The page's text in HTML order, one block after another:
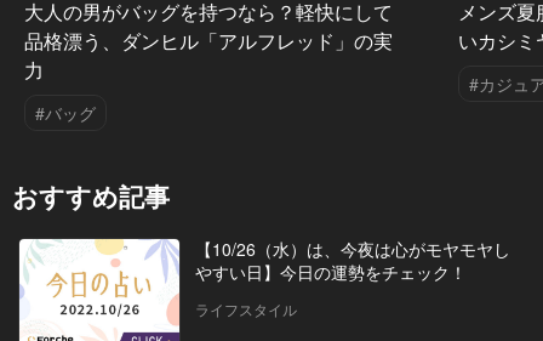
大人の男がバッグを持つなら？軽快にして
品格漂う、ダンヒル「アルフレッド」の実
力
#バッグ
メンズ
いカシ
#カジュ
おすすめ記事
【10/26（水）は、今夜は心がモヤモヤし
やすい日】今日の運勢をチェック！
ライフスタイル